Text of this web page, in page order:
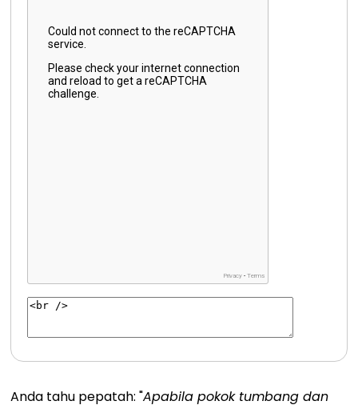
Anda tahu pepatah: "Apabila pokok tumbang dan